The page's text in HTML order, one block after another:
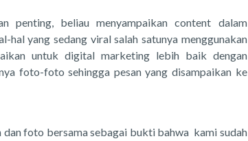
penting, beliau menyampaikan content dalam
yang sedang viral salah satunya menggunakan
untuk digital marketing lebih baik dengan
foto-foto sehingga pesan yang disampaikan ke
dan foto bersama sebagai bukti bahwa kami sudah